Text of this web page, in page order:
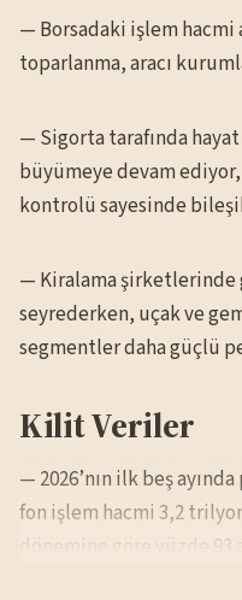
— Borsadaki işlem hacmi
toparlanma, aracı
— Sigorta tarafında
büyümeye devam
kontrolü sayesinde
— Kiralama şirketlerinde
seyrederken, uçak ve
segmentler daha güçlü
Kilit Veriler
— 2026’nın ilk beş
fon işlem hacmi 3,2
dönemine göre yüzde 93